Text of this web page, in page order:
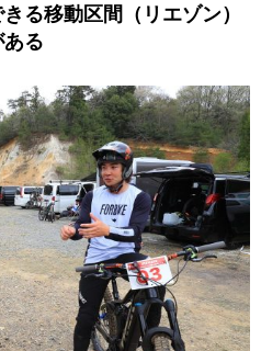
る移動区間（リエゾン）
る